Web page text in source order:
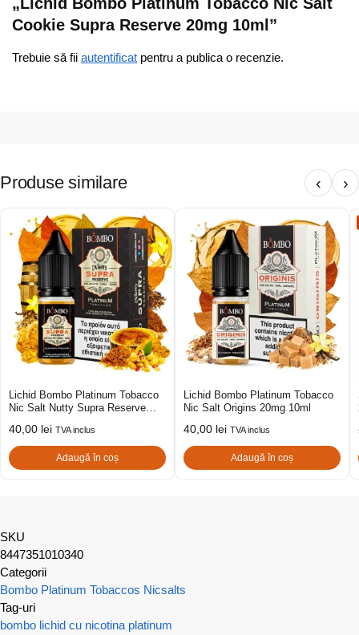
Cookie Supra Reserve 20mg 10ml”
Trebuie să fii autentificat pentru a publica o recenzie.
Produse similare ‹ ›
Lichid Bombo Platinum Tobacco
Nic Salt Nutty Supra Reserve
40,00 lei TVA inclus
Adaugă în coș
Lichid Bombo Platinum Tobacco
Nic Salt Origins 20mg 10ml
40,00 lei TVA inclus
Adaugă în coș
SKU
8447351010340
Categorii
Bombo Platinum Tobaccos Nicsalts
Tag-uri
bombo lichid cu nicotina platinum